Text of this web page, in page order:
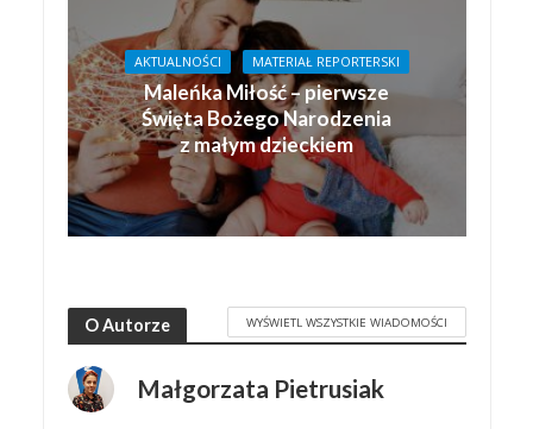
AKTUALNOŚCI MATERIAŁ REPORTERSKI
Maleńka Miłość – pierwsze
Święta Bożego Narodzenia
z małym dzieckiem
O Autorze WYŚWIETL WSZYSTKIE WIADOMOŚCI
Małgorzata Pietrusiak